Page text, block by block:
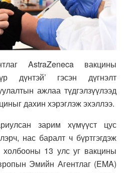
AstraZeneca вакцины
дүнтэй’ гэсэн дүгнэлт
ажлаа түдгэлзүүлээд
дахин хэрэглэж эхэллээ.
зарим хүмүүст цус
нас баралт ч бүртгэгдэж
13 улс уг вакцины
Эмийн Агентлаг (EMA)